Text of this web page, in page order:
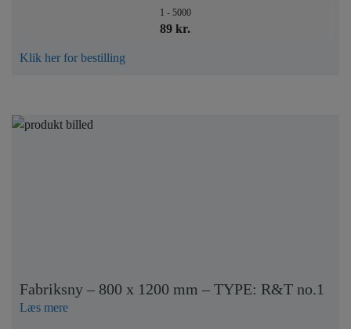
1 - 5000
89 kr.
Klik her for bestilling
Fabriksny – 800 x 1200 mm – TYPE: R&T no.1
Læs mere